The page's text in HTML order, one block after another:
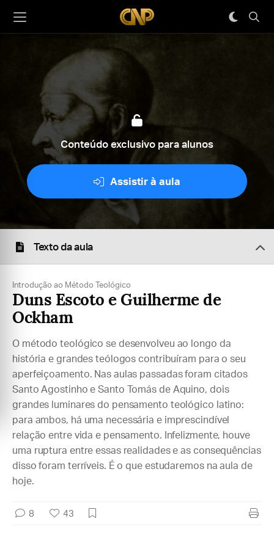
Conteúdo exclusivo para alunos
Assistir à aula
Texto da aula
Introdução ao Método Teológico
Duns Escoto e Guilherme de
Ockham
O método teológico se desenvolveu ao longo da
história e grandes teólogos contribuíram para o seu
aperfeiçoamento. Nas aulas passadas foram citados
Santo Agostinho e Santo Tomás de Aquino, dois
grandes luminares do pensamento teológico latino:
para ambos, há uma necessária e imprescindível
relação entre vida e pensamento. Infelizmente, houve
uma ruptura entre essas realidades e as consequências
disso foram terríveis. É o que estudaremos na aula de
hoje.
8 43